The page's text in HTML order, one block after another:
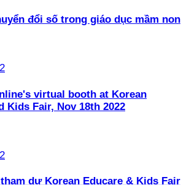
đổi số trong giáo dục mầm non
virtual booth at Korean
Kids Fair, Nov 18th 2022
dự Korean Educare & Kids Fair